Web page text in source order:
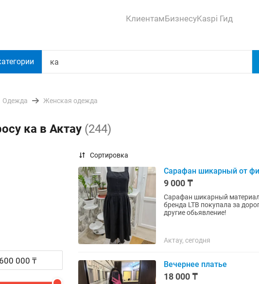
КлиентамБизнесуKaspi Гид
Одежда Женская одежда
ка в Актау (244)
Сортировка
Сарафан шикарный от
9 000 ₸
Сарафан шикарный
бренда LTB покупала за
другие обьявление!
Актау, сегодня
Вечернее платье
18 000 ₸